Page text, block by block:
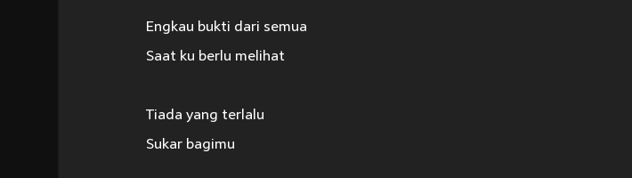
Engkau bukti dari semua
Saat ku berlu melihat
Tiada yang terlalu
Sukar bagimu